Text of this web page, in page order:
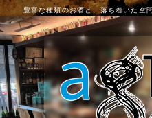
豊富な種類のお酒と、落ち着いた空